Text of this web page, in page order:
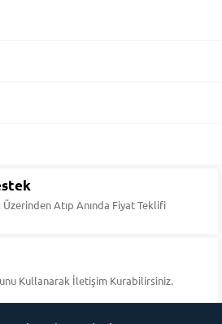
Atıp Anında Fiyat Teklifi
Kullanarak İletişim Kurabilirsiniz.